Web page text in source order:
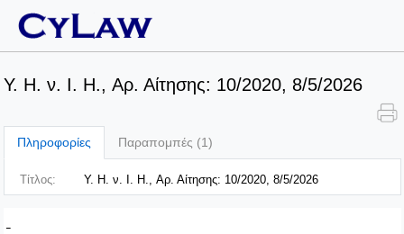
Y. H. ν. I. H., Αρ. Αίτησης: 10/2020, 8/5/2026
Πληροφορίες Παραπομπές (1)
Τίτλος: Y. H. ν. I. H., Αρ. Αίτησης: 10/2020, 8/5/2026